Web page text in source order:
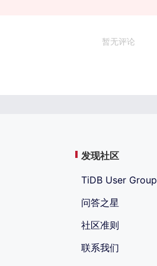
暂无评论
发现社区
TiDB User Group
问答之星
社区准则
联系我们